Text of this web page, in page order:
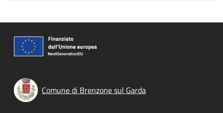
Comune di Brenzone sul Garda